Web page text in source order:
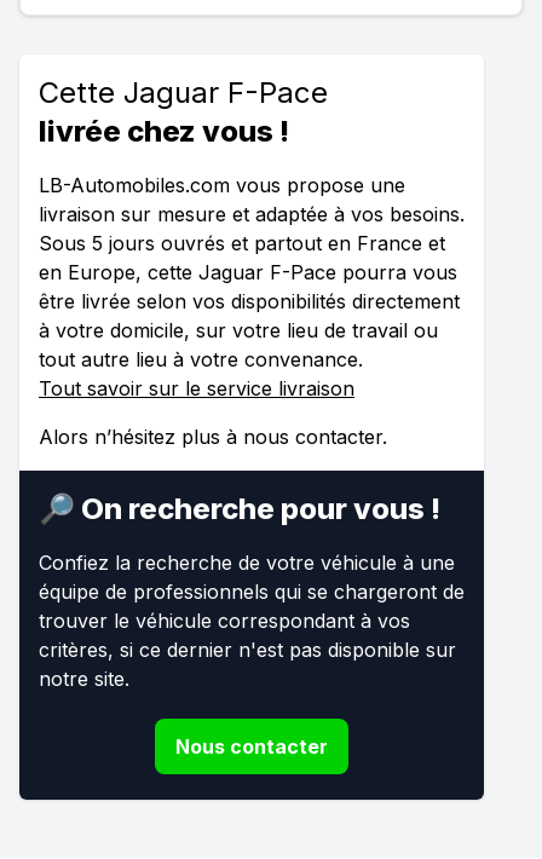
Cette Jaguar F-Pace
livrée chez vous !
LB-Automobiles.com vous propose une
livraison sur mesure et adaptée à vos besoins.
Sous 5 jours ouvrés et partout en France et
en Europe, cette Jaguar F-Pace pourra vous
être livrée selon vos disponibilités directement
à votre domicile, sur votre lieu de travail ou
tout autre lieu à votre convenance.
Tout savoir sur le service livraison
Alors n’hésitez plus à nous contacter.
🔎 On recherche pour vous !
Confiez la recherche de votre véhicule à une
équipe de professionnels qui se chargeront de
trouver le véhicule correspondant à vos
critères, si ce dernier n'est pas disponible sur
notre site.
Nous contacter